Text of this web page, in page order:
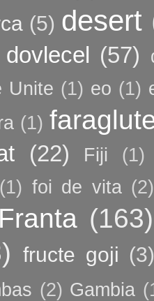
(5) desert
dovlecel (57)
Unite (1) eo (1)
(1)
(22) Fiji
(1)
(1) foi de vita (2)
Franta (163)
fructe goji (3)
(2) Gambia